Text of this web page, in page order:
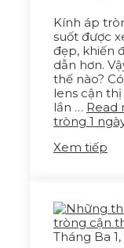
Kính áp
suốt được
đẹp, khiến
dẫn hơn.
thế nào?
lens cận
lần … Read
tròng 1
Xem tiếp
Tháng Ba 1,